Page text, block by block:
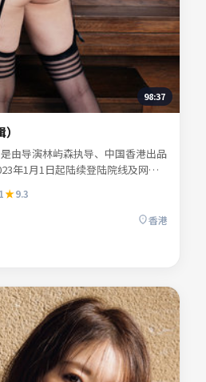
98:37
由导演林屿森执导、中国香港出品
年1月1日起陆续登陆院线及网络
、景行止等共同诠释一段充满转折
同烘托年代氛围，细节经得起反复
影」「中国香港影片」「2023年上
9.3
香港